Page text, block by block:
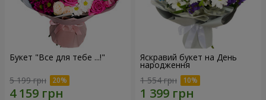
Букет "Все для тебе ...!"
5 199 грн
Яскравий букет на День
народження
1 554 грн